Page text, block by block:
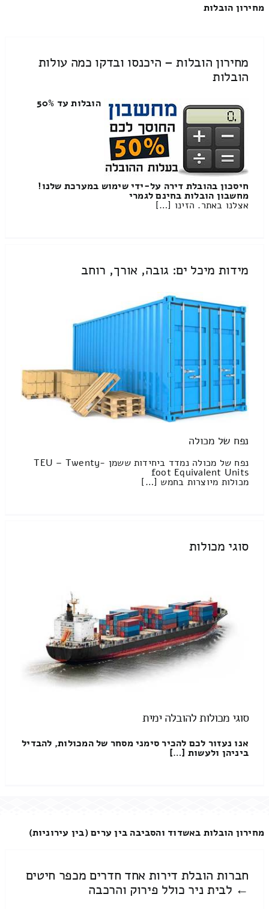
מחירון הובלות
מחירון הובלות – היכנסו ובדקו כמה עולות
הובלות
הובלות עד 50%
חיסכון בהובלת דירה על-ידי שימוש במערכת שלנו!
מחשבון הובלות בחינם לגמרי
אצלנו באתר. הזינו […]
מידות מיכל ים: גובה, אורך, רוחב
נפח של מכולה
נפח של מכולה נמדד ביחידות ששמן TEU – Twenty-
foot Equivalent Units
מכולות מיוצרות בחמש […]
סוגי מכולות
סוגי מכולות להובלה ימית
אנו נעזור לכם להכיר סימני מסחר של המכולות, להבדיל
ביניהן ולעשות […]
מחירון הובלות באשדוד והסביבה בין ערים (בין עירוניות)
חברות הובלת דירות אחד חדרים מכפר חיטים
← לבית ניר כולל פירוק והרכבה